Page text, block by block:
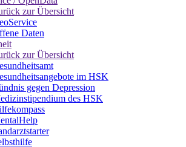
zur Übersicht
Daten
zur Übersicht
im HSK
gegen Depression
des HSK